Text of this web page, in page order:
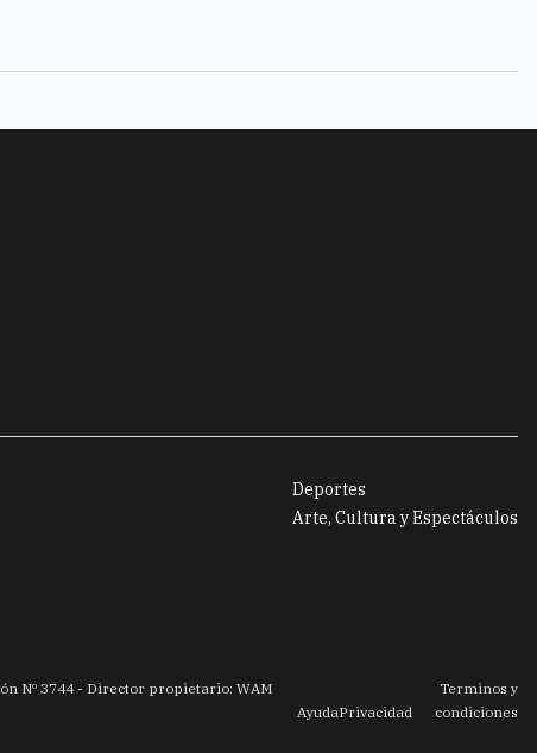
Deportes
Arte, Cultura y Espectáculos
Nº 3744- Director propietario: WAM
AyudaPrivacidad
Terminos y
condiciones